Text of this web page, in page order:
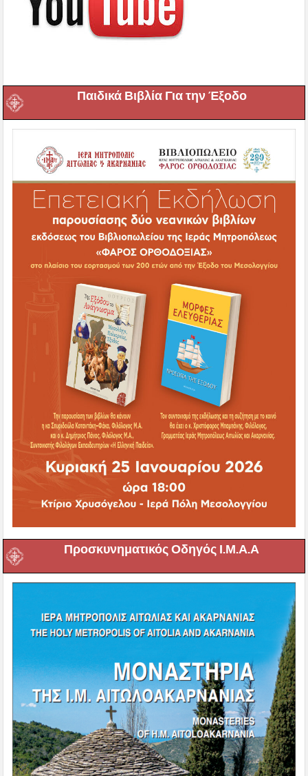
Παιδικά Βιβλία Για την Έξοδο
Προσκυνηματικός Οδηγός Ι.Μ.Α.Α